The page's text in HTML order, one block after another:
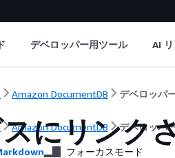
デベロッパー用ツール AI
Amazon DocumentDB デベロッパ
Amazon DocumentDB デベロッパ
にリンク
フォーカスモード